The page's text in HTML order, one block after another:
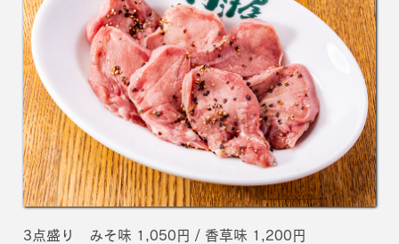
3点盛り みそ味 1,050円 / 香草味 1,200円